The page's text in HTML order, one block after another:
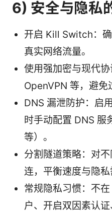
6) 安全与隐私
开启 Kill Switch：
真实网络流量。
使用强加密与现代
OpenVPN 等，避免
DNS 漏泄防护：启
时手动配置 DNS 服
等）。
分割隧道策略：对
连，平衡速度与隐私
常规隐私习惯：不
户、开启双因素认证